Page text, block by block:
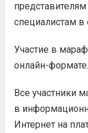
специалистам в
Участие в
онлайн-формате.
Все участники
в
Интернет на